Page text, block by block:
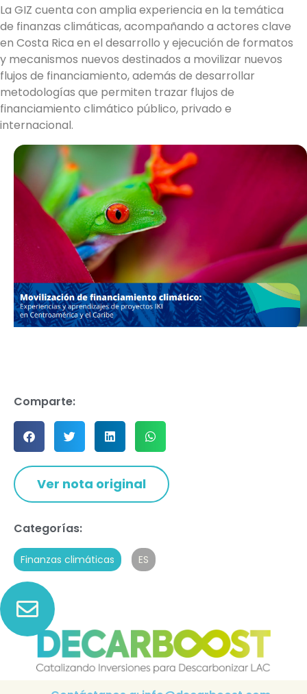
La GIZ cuenta con amplia experiencia en la temática
de finanzas climáticas, acompañando a actores clave
en Costa Rica en el desarrollo y ejecución de formatos
y mecanismos nuevos destinados a movilizar nuevos
flujos de financiamiento, además de desarrollar
metodologías que permiten trazar flujos de
financiamiento climático público, privado e
internacional.
Comparte:
Ver nota original
Categorías:
Finanzas climáticas ES